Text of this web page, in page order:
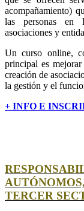
acompañamiento)
las personas en
asociaciones y
Un curso online,
principal es
creación de
la gestión y el
+ INFO E
TERCER